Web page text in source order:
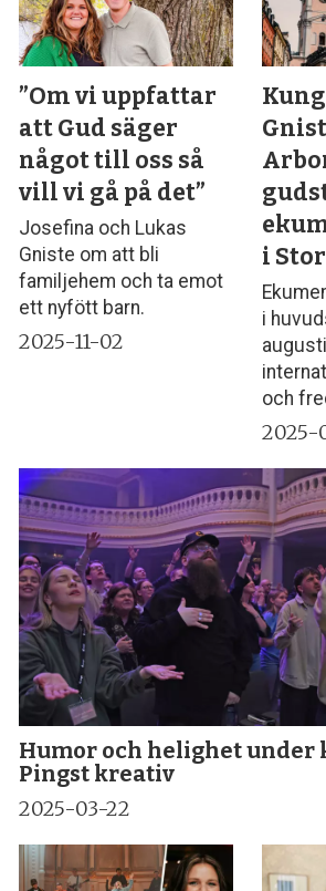
”Om vi uppfattar
att Gud säger
något till oss så
vill vi gå på det”
Josefina och Lukas
Gniste om att bli
familjehem och ta emot
ett nyfött barn.
2025-11-02
i
i
och
2025-
Humor och helighet under
Pingst kreativ
2025-03-22